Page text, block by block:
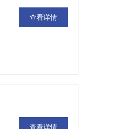
查看详情
查看详情